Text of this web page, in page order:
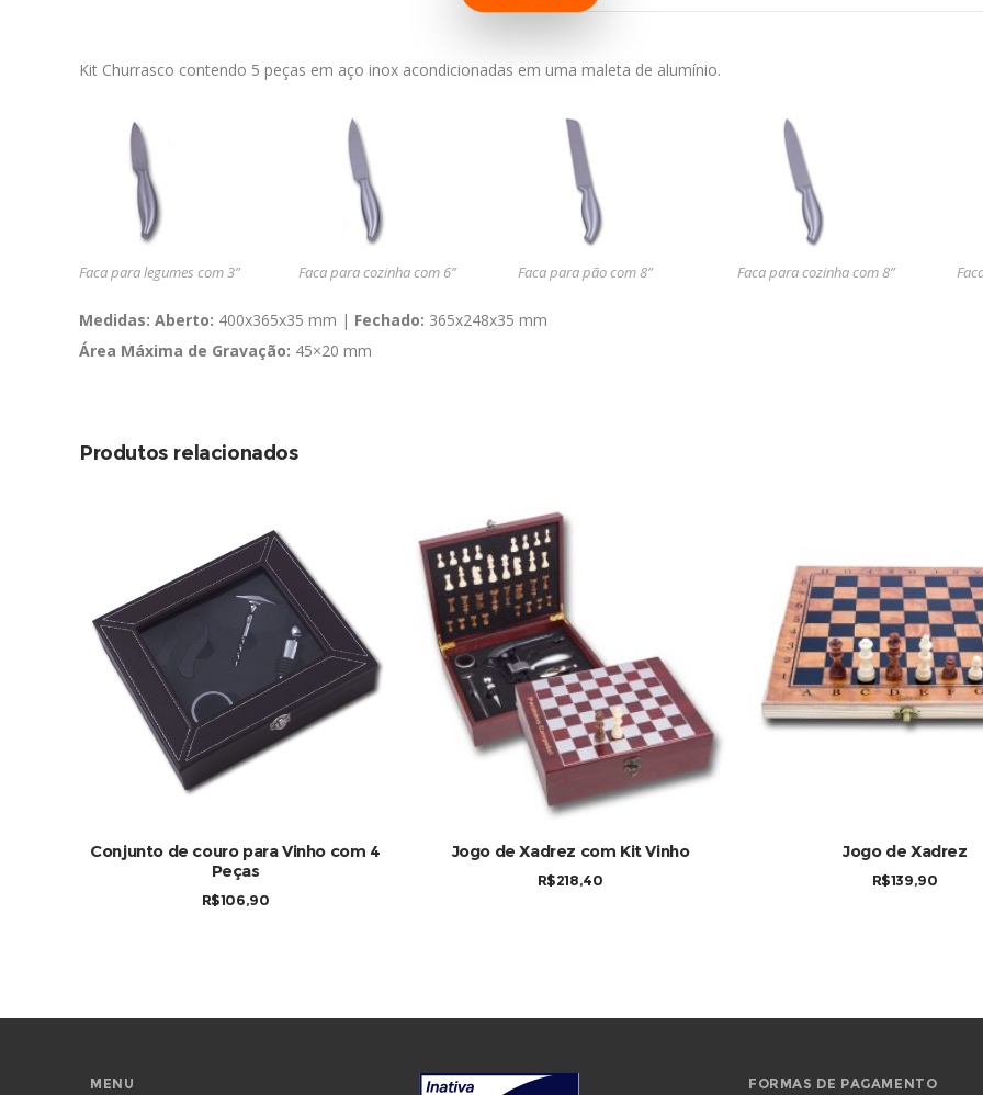
Kit Churrasco contendo 5 peças em aço inox acondicionadas em uma maleta de alumínio.
Faca para legumes com 3” Faca para cozinha com 6” Faca para pão com 8” Faca para cozinha com 8”
Medidas: Aberto: 400x365x35 mm | Fechado: 365x248x35 mm
Área Máxima de Gravação: 45×20 mm
Produtos relacionados
COMPRAR
Conjunto de couro para Vinho com 4
Peças
R$106,90
COMPRAR
Jogo de Xadrez com Kit Vinho
R$218,40
COMPRAR
Jogo de Xadrez
R$139,90
MENU FORMAS DE PAGAMENTO